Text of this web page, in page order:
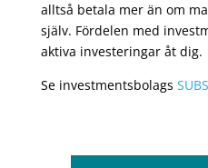
alltså betala mer än om
själv. Fördelen med
aktiva investeringar åt dig.
Se investmentsbolags